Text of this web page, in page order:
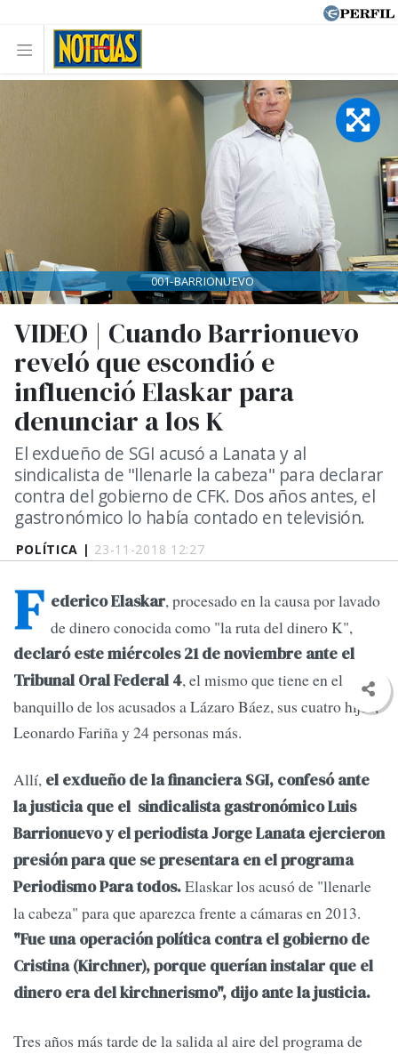
POLÍTICA | 23-11-2018 12:27
VIDEO | Cuando Barrionuevo
reveló que escondió e
influenció Elaskar para
denunciar a los K
El exdueño de SGI acusó a Lanata y al
sindicalista de "llenarle la cabeza" para declarar
contra del gobierno de CFK. Dos años antes, el
gastronómico lo había contado en televisión.
001-BARRIONUEVO
F ederico Elaskar, procesado en la causa por lavado
de dinero conocida como "la ruta del dinero K",
declaró este miércoles 21 de noviembre ante el
Tribunal Oral Federal 4, el mismo que tiene en el
banquillo de los acusados a Lázaro Báez, sus cuatro hijos,
Leonardo Fariña y 24 personas más.
Allí, el exdueño de la financiera SGI, confesó ante
la justicia que el sindicalista gastronómico Luis
Barrionuevo y el periodista Jorge Lanata ejercieron
presión para que se presentara en el programa
Periodismo Para todos.Elaskar los acusó de "llenarle
la cabeza" para que aparezca frente a cámaras en 2013.
"Fue una operación política contra el gobierno de
Cristina (Kirchner), porque querían instalar que el
dinero era del kirchnerismo", dijo ante la justicia.
Tres años más tarde de la salida al aire del programa de